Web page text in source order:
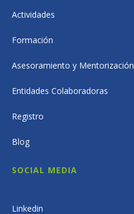
Actividades
Formación
Asesoramiento y Mentorización
Entidades Colaboradoras
Registro
Blog
SOCIAL MEDIA
Linkedin